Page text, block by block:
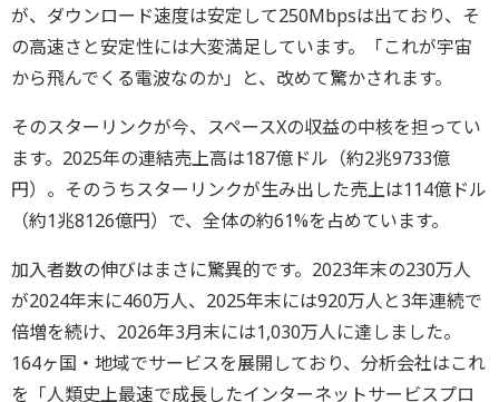
が、ダウンロード速度は安定して250Mbpsは出ており、そ
の高速さと安定性には大変満足しています。「これが宇宙
から飛んでくる電波なのか」と、改めて驚かされます。
そのスターリンクが今、スペースXの収益の中核を担ってい
ます。2025年の連結売上高は187億ドル（約2兆9733億
円）。そのうちスターリンクが生み出した売上は114億ドル
（約1兆8126億円）で、全体の約61%を占めています。
加入者数の伸びはまさに驚異的です。2023年末の230万人
が2024年末に460万人、2025年末には920万人と3年連続で
倍増を続け、2026年3月末には1,030万人に達しました。
164ヶ国・地域でサービスを展開しており、分析会社はこれ
を「人類史上最速で成長したインターネットサービスプロ